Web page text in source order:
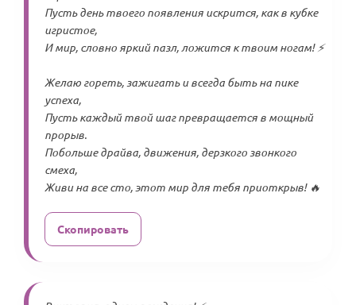
Пусть день твоего появления искрится, как в кубке
игристое,
И мир, словно яркий пазл, ложится к твоим ногам! ⚡
Желаю гореть, зажигать и всегда быть на пике
успеха,
Пусть каждый твой шаг превращается в мощный
прорыв.
Побольше драйва, движения, дерзкого звонкого
смеха,
Живи на все сто, этот мир для тебя приоткрыв! 🔥
Скопировать